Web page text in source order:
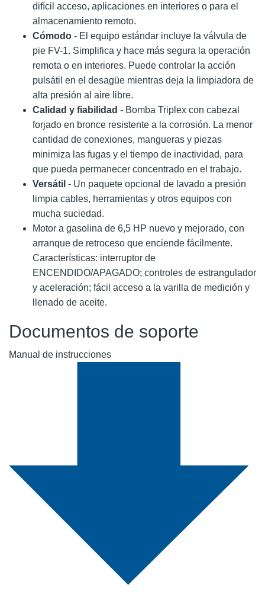
difícil acceso, aplicaciones en interiores o para el
almacenamiento remoto.
Cómodo - El equipo estándar incluye la válvula de
pie FV-1. Simplifica y hace más segura la operación
remota o en interiores. Puede controlar la acción
pulsátil en el desagüe mientras deja la limpiadora de
alta presión al aire libre.
Calidad y fiabilidad - Bomba Triplex con cabezal
forjado en bronce resistente a la corrosión. La menor
cantidad de conexiones, mangueras y piezas
minimiza las fugas y el tiempo de inactividad, para
que pueda permanecer concentrado en el trabajo.
Versátil - Un paquete opcional de lavado a presión
limpia cables, herramientas y otros equipos con
mucha suciedad.
Motor a gasolina de 6,5 HP nuevo y mejorado, con
arranque de retroceso que enciende fácilmente.
Características: interruptor de
ENCENDIDO/APAGADO; controles de estrangulador
y aceleración; fácil acceso a la varilla de medición y
llenado de aceite.
Documentos de soporte
Manual de instrucciones